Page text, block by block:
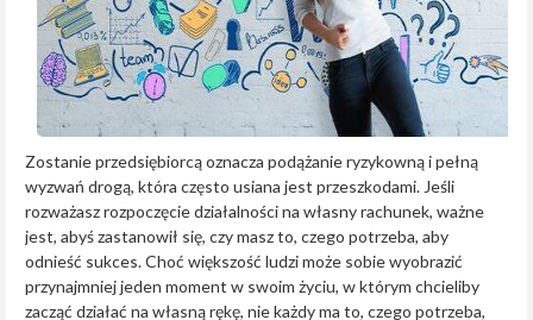
Zostanie przedsiębiorcą oznacza podążanie ryzykowną i pełną
wyzwań drogą, która często usiana jest przeszkodami. Jeśli
rozważasz rozpoczęcie działalności na własny rachunek, ważne
jest, abyś zastanowił się, czy masz to, czego potrzeba, aby
odnieść sukces. Choć większość ludzi może sobie wyobrazić
przynajmniej jeden moment w swoim życiu, w którym chcieliby
zacząć działać na własną rękę, nie każdy ma to, czego potrzeba,